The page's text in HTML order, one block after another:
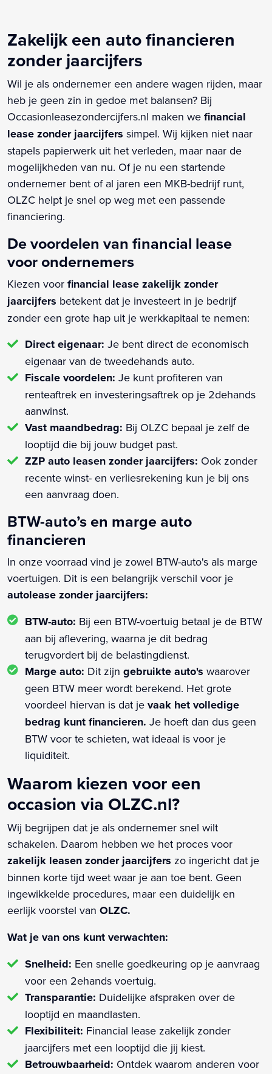
Zakelijk een auto financieren
zonder jaarcijfers
Wil je als ondernemer een andere wagen rijden, maar
heb je geen zin in gedoe met balansen? Bij
Occasionleasezondercijfers.nl maken we financial
lease zonder jaarcijfers simpel. Wij kijken niet naar
stapels papierwerk uit het verleden, maar naar de
mogelijkheden van nu. Of je nu een startende
ondernemer bent of al jaren een MKB-bedrijf runt,
OLZC helpt je snel op weg met een passende
financiering.
De voordelen van financial lease
voor ondernemers
Kiezen voor financial lease zakelijk zonder
jaarcijfers betekent dat je investeert in je bedrijf
zonder een grote hap uit je werkkapitaal te nemen:
Direct eigenaar: Je bent direct de economisch
eigenaar van de tweedehands auto.
Fiscale voordelen: Je kunt profiteren van
renteaftrek en investeringsaftrek op je 2dehands
aanwinst.
Vast maandbedrag: Bij OLZC bepaal je zelf de
looptijd die bij jouw budget past.
ZZP auto leasen zonder jaarcijfers: Ook zonder
recente winst- en verliesrekening kun je bij ons
een aanvraag doen.
BTW-auto’s en marge auto
financieren
In onze voorraad vind je zowel BTW-auto's als marge
voertuigen. Dit is een belangrijk verschil voor je
autolease zonder jaarcijfers:
BTW-auto: Bij een BTW-voertuig betaal je de BTW
aan bij aflevering, waarna je dit bedrag
terugvordert bij de belastingdienst.
Marge auto: Dit zijn gebruikte auto's waarover
geen BTW meer wordt berekend. Het grote
voordeel hiervan is dat je vaak het volledige
bedrag kunt financieren. Je hoeft dan dus geen
BTW voor te schieten, wat ideaal is voor je
liquiditeit.
Waarom kiezen voor een
occasion via OLZC.nl?
Wij begrijpen dat je als ondernemer snel wilt
schakelen. Daarom hebben we het proces voor
zakelijk leasen zonder jaarcijfers zo ingericht dat je
binnen korte tijd weet waar je aan toe bent. Geen
ingewikkelde procedures, maar een duidelijk en
eerlijk voorstel van OLZC.
Wat je van ons kunt verwachten:
Snelheid: Een snelle goedkeuring op je aanvraag
voor een 2ehands voertuig.
Transparantie: Duidelijke afspraken over de
looptijd en maandlasten.
Flexibiliteit: Financial lease zakelijk zonder
jaarcijfers met een looptijd die jij kiest.
Betrouwbaarheid: Ontdek waarom anderen voor